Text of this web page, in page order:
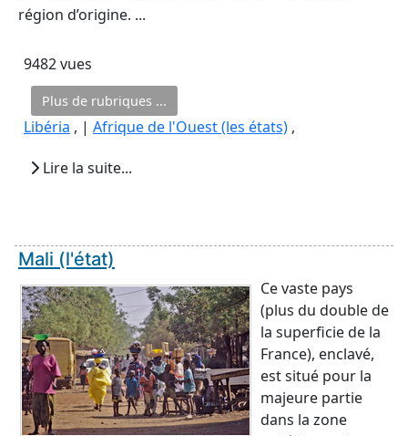
région d’origine. ...
9482 vues
Plus de rubriques ...
Libéria , | Afrique de l'Ouest (les états) ,
Lire la suite...
Mali (l'état)
Ce vaste pays
(plus du double de
la superficie de la
France), enclavé,
est situé pour la
majeure partie
dans la zone